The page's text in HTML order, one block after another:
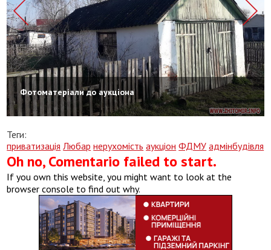
Фотоматеріали до аукціона
Теги:
приватизація Любар нерухомість аукціон ФДМУ адмінбудівля
Oh no, Comentario failed to start.
If you own this website, you might want to look at the
browser console to find out why.